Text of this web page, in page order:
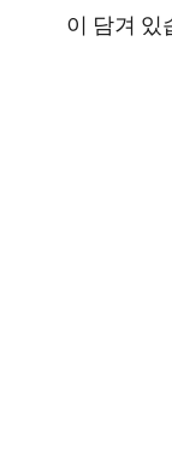
이 담겨 있